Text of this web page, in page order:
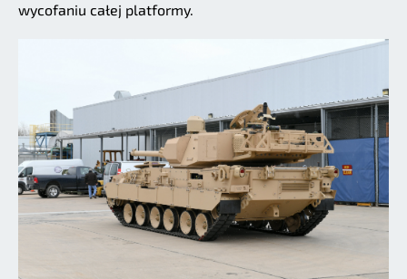
wycofaniu całej platformy.